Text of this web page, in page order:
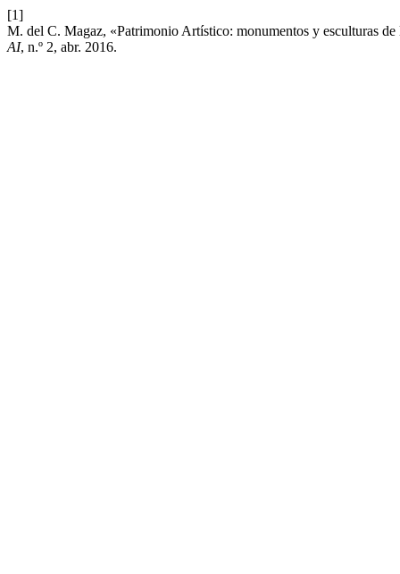
[1]
M. del C. Magaz, «Patrimonio Artístico: monumentos y esculturas
AI, n.º 2, abr. 2016.